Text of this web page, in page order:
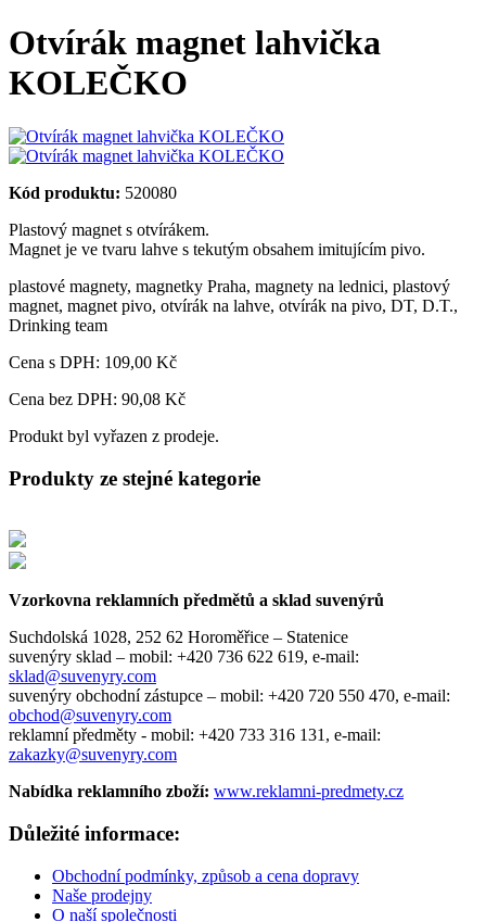
Otvírák magnet lahvička
KOLEČKO
Kód produktu: 520080
Plastový magnet s otvírákem.
Magnet je ve tvaru lahve s tekutým obsahem imitujícím pivo.
plastové magnety, magnetky Praha, magnety na lednici, plastový
magnet, magnet pivo, otvírák na lahve, otvírák na pivo, DT, D.T.,
Drinking team
Cena s DPH: 109,00 Kč
Cena bez DPH: 90,08 Kč
Produkt byl vyřazen z prodeje.
Produkty ze stejné kategorie
Vzorkovna reklamních předmětů a sklad suvenýrů
Suchdolská 1028, 252 62 Horoměřice – Statenice
suvenýry sklad – mobil: +420 736 622 619, e-mail:
sklad@suvenyry.com
suvenýry obchodní zástupce – mobil: +420 720 550 470, e-mail:
obchod@suvenyry.com
reklamní předměty - mobil: +420 733 316 131, e-mail:
zakazky@suvenyry.com
Nabídka reklamního zboží: www.reklamni-predmety.cz
Důležité informace:
Obchodní podmínky, způsob a cena dopravy
Naše prodejny
O naší společnosti